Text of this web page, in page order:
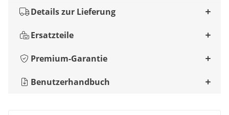
Details zur Lieferung
Ersatzteile
Premium-Garantie
Benutzerhandbuch